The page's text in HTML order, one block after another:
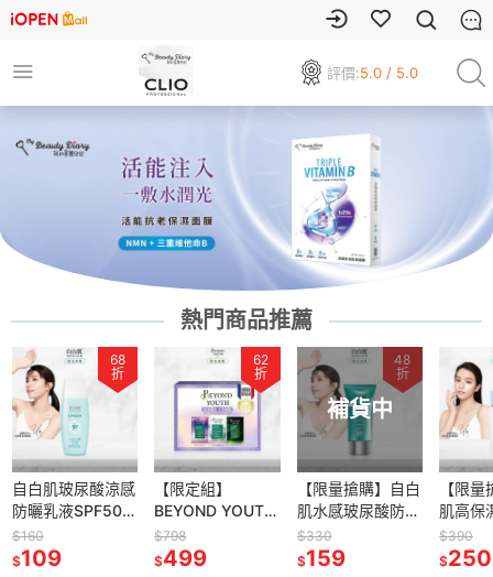
評價:5.0 / 5.0
熱門商品推薦
68
折
自白肌玻尿酸涼感
防曬乳液SPF50+
PA+++
$160
$109
62
折
【限定組】
BEYOND YOUTH
極藻臻藏得獎禮盒
11入 (效期：
$798
$499
補貨中
48
折
【限量搶購】自白
肌水感玻尿酸防曬
凝露 SPF50+
PA++++ 50g (效
$330
$159
【限
肌高保
隔離乳
$390
$250